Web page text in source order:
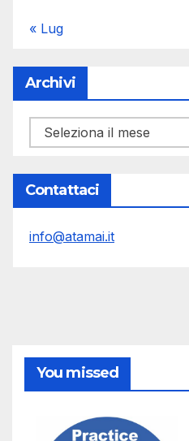
« Lug
Archivi
Archivi
Contattaci
info@atamai.it
You missed